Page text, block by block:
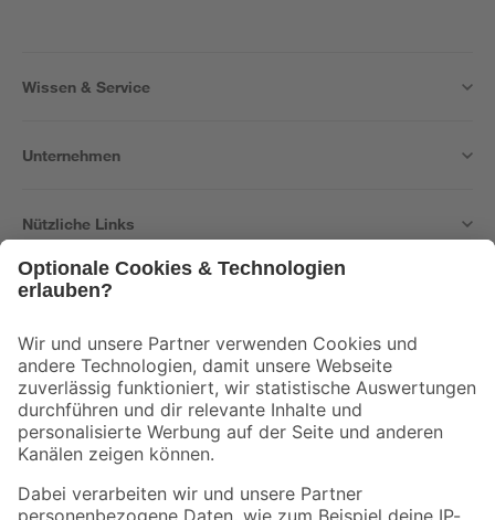
Wissen & Service
Unternehmen
Nützliche Links
Der toom Newsletter: Keine Angebote und Aktionen mehr verpassen!
Zur Newsletter Anmeldung
Folge uns